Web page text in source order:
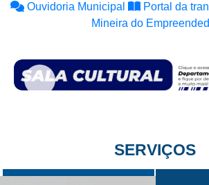
Ouvidoria Municipal Portal da
Mineira do
SERVIÇOS